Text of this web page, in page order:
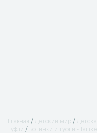
Главная Детский мир
туфли
Ботинки и туфли -